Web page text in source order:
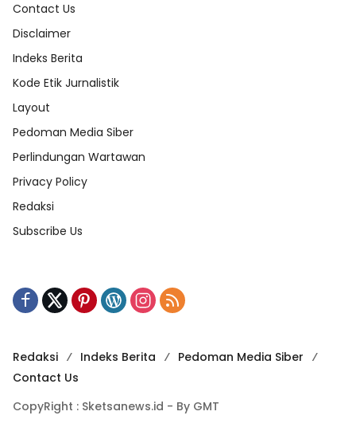
Contact Us
Disclaimer
Indeks Berita
Kode Etik Jurnalistik
Layout
Pedoman Media Siber
Perlindungan Wartawan
Privacy Policy
Redaksi
Subscribe Us
Redaksi Indeks Berita
Pedoman Media Siber
Contact Us
CopyRight : Sketsanews.id - By GMT